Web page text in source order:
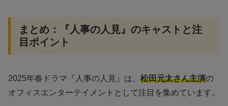
まとめ：『人事の人見』のキャストと注
目ポイント
2025年春ドラマ『人事の人見』は、 松田元太さん主演の
オフィスエンターテイメントとして注目を集めています。